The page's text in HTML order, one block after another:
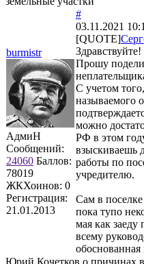
burmistr
АдмиН
Сообщений:
24060 Баллов:
78019
ЖКХоинов: 0
Регистрация:
21.01.2013
#
03.11.2021
[QUOTE]
Прошу
С учетом
называемого
можно
РФ в этом
взыскиваешь
работы по
учредителю.
Сам в
пока тупо
мая как заеду
всему
Юрий Кочетков о причинах